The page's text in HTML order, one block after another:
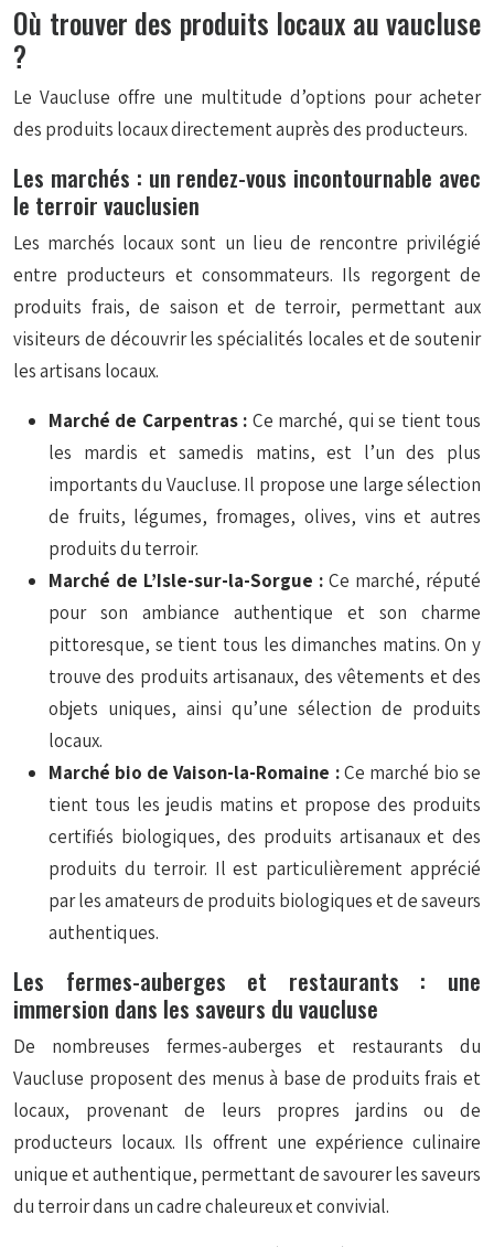
Où trouver des produits locaux au vaucluse
?
Le Vaucluse offre une multitude d’options pour acheter
des produits locaux directement auprès des producteurs.
Les marchés : un rendez-vous incontournable avec
le terroir vauclusien
Les marchés locaux sont un lieu de rencontre privilégié
entre producteurs et consommateurs. Ils regorgent de
produits frais, de saison et de terroir, permettant aux
visiteurs de découvrir les spécialités locales et de soutenir
les artisans locaux.
Marché de Carpentras : Ce marché, qui se tient tous
les mardis et samedis matins, est l’un des plus
importants du Vaucluse. Il propose une large sélection
de fruits, légumes, fromages, olives, vins et autres
produits du terroir.
Marché de L’Isle-sur-la-Sorgue : Ce marché, réputé
pour son ambiance authentique et son charme
pittoresque, se tient tous les dimanches matins. On y
trouve des produits artisanaux, des vêtements et des
objets uniques, ainsi qu’une sélection de produits
locaux.
Marché bio de Vaison-la-Romaine :Ce marché bio se
tient tous les jeudis matins et propose des produits
certifiés biologiques, des produits artisanaux et des
produits du terroir. Il est particulièrement apprécié
par les amateurs de produits biologiques et de saveurs
authentiques.
Les fermes-auberges et restaurants : une
immersion dans les saveurs du vaucluse
De nombreuses fermes-auberges et restaurants du
Vaucluse proposent des menus à base de produits frais et
locaux, provenant de leurs propres jardins ou de
producteurs locaux. Ils offrent une expérience culinaire
unique et authentique, permettant de savourer les saveurs
du terroir dans un cadre chaleureux et convivial.